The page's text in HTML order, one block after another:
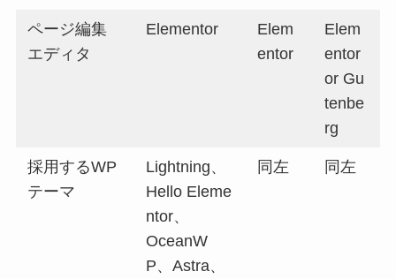
ページ編集
エディタ
Elementor
Elem
entor
Elem
entor
or Gu
tenbe
rg
採用するWP
テーマ
Lightning、
Hello Eleme
ntor、
OceanW
P、Astra、
同左 同左